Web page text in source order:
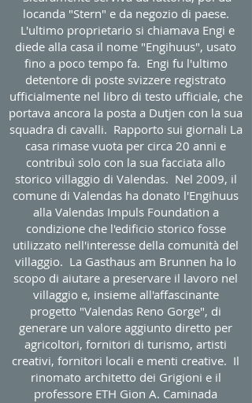
locanda "Stern" e da negozio di paese.
L'ultimo proprietario si chiamava Engi e
diede alla casa il nome "Engihuus", usato
fino a poco tempo fa. Engi fu l'ultimo
detentore di poste svizzere registrato
ufficialmente nel libro di testo ufficiale, che
portava ancora la posta a Dutjen con la sua
squadra di cavalli. Rapporto sui giornali La
casa rimase vuota per circa 20 anni e
contribuì solo con la sua facciata allo
storico villaggio di Valendas. Nel 2009, il
comune di Valendas ha donato l'Engihuus
alla Valendas Impuls Foundation a
condizione che l'edificio storico fosse
utilizzato nell'interesse della comunità del
villaggio. La Gasthaus am Brunnen ha lo
scopo di aiutare a preservare il lavoro nel
villaggio e, insieme all'affascinante
progetto "Valendas Reno Gorge", di
generare un valore aggiunto diretto per
agricoltori, fornitori di turismo, artisti
creativi, fornitori locali e menti creative. Il
rinomato architetto dei Grigioni e il
professore ETH Gion A. Caminada